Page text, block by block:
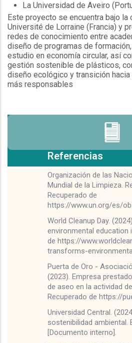
La Universidad de Aveiro
Este proyecto se encuentra bajo la
Université de Lorraine (Francia) y
redes de conocimiento entre
diseño de programas de
estudio en economía circular, así
gestión sostenible de plásticos,
diseño ecológico y transición
más responsables
Referencias
Organización de las
Mundial de la Limpieza.
Recuperado de
https://www.un.org/es/
World Cleanup Day.
environmental education
de https://
transforms-
Puerta de Oro -
(2023). Empresa
de aseo en la actividad
Recuperado de https://
Universidad Central.
sostenibilidad ambiental.
[Documento interno].